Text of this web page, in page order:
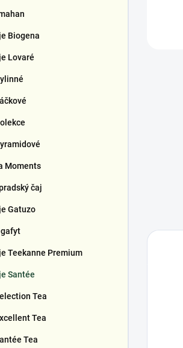
Biogena
Lovaré
Moments
čaj
Gatuzo
Teekanne Premium
Santée
Tea
Tea
Tea